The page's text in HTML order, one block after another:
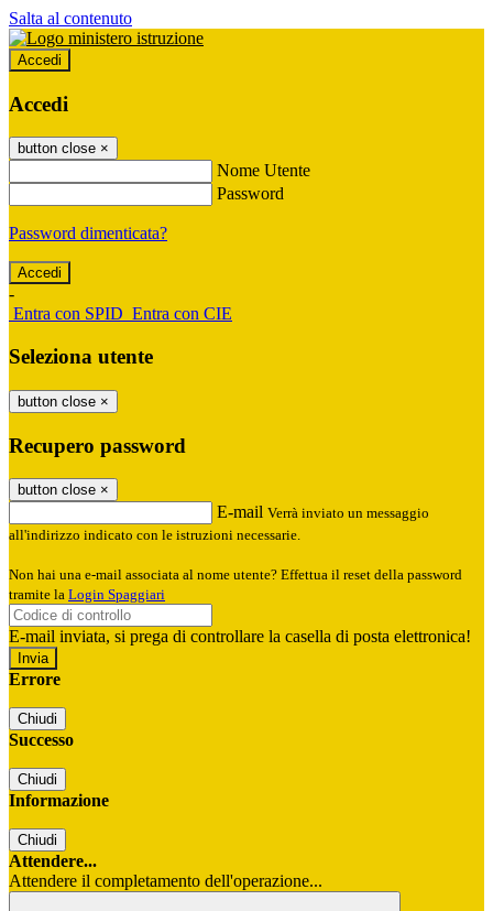
Salta al contenuto
Accedi
Accedi
button close ×
Nome Utente
Password
Password dimenticata?
-
Entra con SPID Entra con CIE
Seleziona utente
button close ×
Recupero password
button close ×
E-mail Verrà inviato un messaggio
all'indirizzo indicato con le istruzioni necessarie.
Non hai una e-mail associata al nome utente? Effettua il reset della password
tramite la Login Spaggiari
E-mail inviata, si prega di controllare la casella di posta elettronica!
Errore
Chiudi
Successo
Chiudi
Informazione
Chiudi
Attendere...
Attendere il completamento dell'operazione...